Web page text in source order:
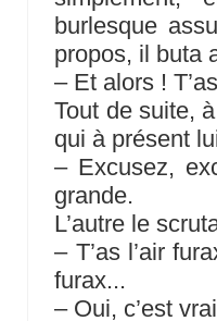
burlesque
propos, il buta
– Et alors !
Tout de suite,
qui à présent
– Excusez,
grande.
L’autre le
– T’as l’air
furax...
– Oui, c’est